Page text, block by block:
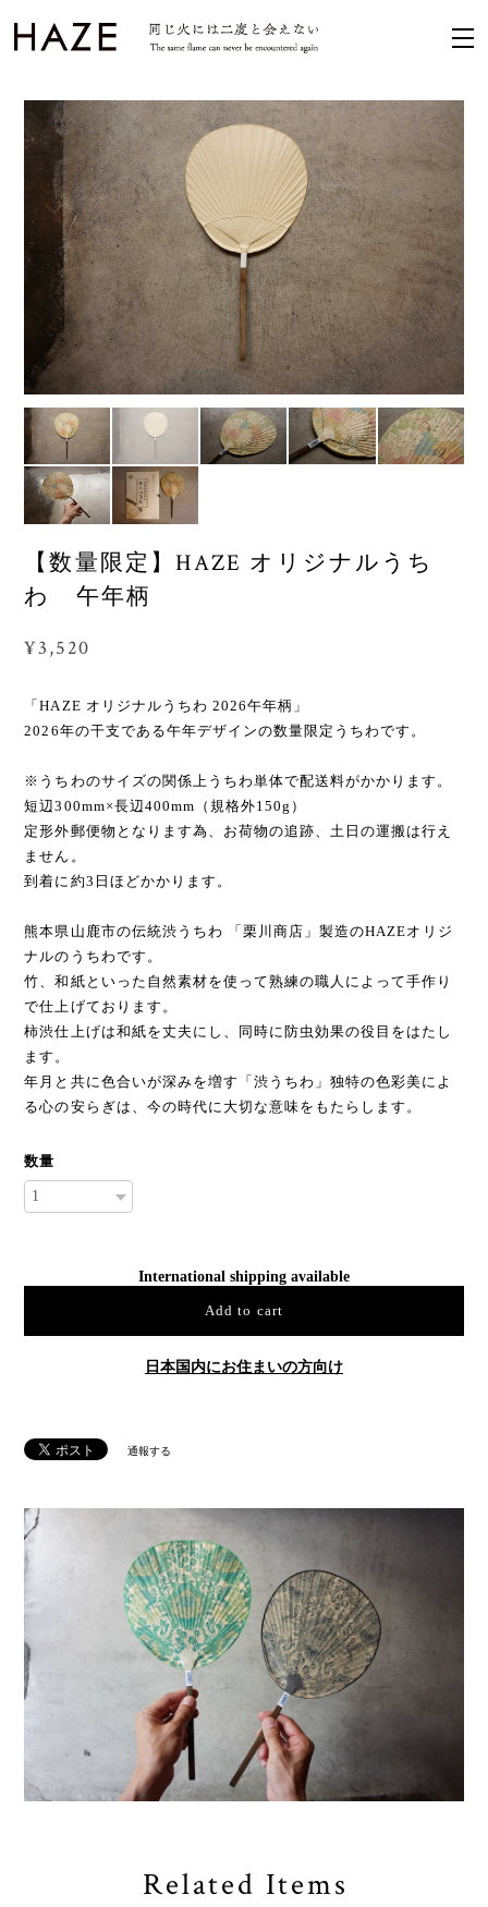
【数量限定】HAZE オリジナルうち
わ 午年柄
¥3,520
「HAZE オリジナルうちわ 2026午年柄」
2026年の干支である午年デザインの数量限定うちわです。
※うちわのサイズの関係上うちわ単体で配送料がかかります。
短辺300mm×長辺400mm（規格外150g）
定形外郵便物となります為、お荷物の追跡、土日の運搬は行え
ません。
到着に約3日ほどかかります。
熊本県山鹿市の伝統渋うちわ 「栗川商店」製造のHAZEオリジ
ナルのうちわです。
竹、和紙といった自然素材を使って熟練の職人によって手作り
で仕上げております。
柿渋仕上げは和紙を丈夫にし、同時に防虫効果の役目をはたし
ます。
年月と共に色合いが深みを増す「渋うちわ」独特の色彩美によ
る心の安らぎは、今の時代に大切な意味をもたらします。
数量
International shipping available
Add to cart
日本国内にお住まいの方向け
通報する
Related Items